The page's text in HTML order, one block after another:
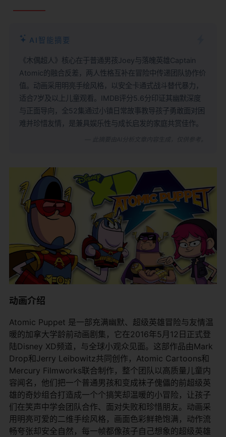
AI智能摘要
《木偶超人》核心在于普通男孩Joey与落魄英雄Captain
Atomic的融合反差，两人性格互补在冒险中传递团队协作价
值。动画采用明亮手绘风格，以安全卡通式战斗替代暴力，
适合7岁及以上儿童观看。IMDB评分5.6分印证其幽默深度
与正面导向，全52集通过小镇日常故事教导孩子勇敢面对困
难并珍惜友情，是兼具娱乐性与成长启发的家庭共赏佳作。
动画介绍
Atomic Puppet 是一部充满幽默、超级英雄冒险与友情温
暖的加拿大学龄前动画剧集，它在2016年5月12日正式登
陆Disney XD频道，与全球小观众见面。这部作品由Mark
Drop和Jerry Leibowitz共同创作，Atomic Cartoons和
Mercury Filmworks联合制作，整个团队以高质量儿童内
容闻名，他们把一个普通男孩和变成袜子傀儡的前超级英
雄的奇妙组合打造成一个个搞笑却温暖的小冒险，让孩子
们在笑声中学会团队合作、面对失败和珍惜朋友。动画采
用明亮可爱的二维手绘风格，画面色彩鲜艳饱满，动作流
畅夸张却安全自然，每一帧都像孩子自己想象的超级英雄